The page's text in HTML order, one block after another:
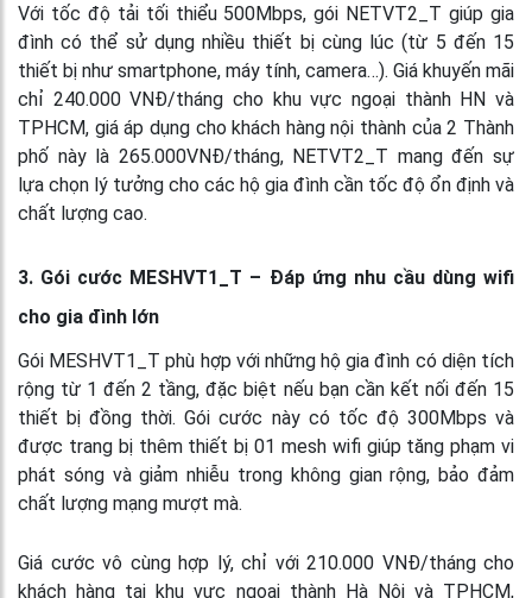
Với tốc độ tải tối thiểu 500Mbps, gói NETVT2_T giúp gia
đình có thể sử dụng nhiều thiết bị cùng lúc (từ 5 đến 15
thiết bị như smartphone, máy tính, camera…). Giá khuyến mãi
chỉ 240.000 VNĐ/tháng cho khu vực ngoại thành HN và
TPHCM, giá áp dụng cho khách hàng nội thành của 2 Thành
phố này là 265.000VNĐ/tháng, NETVT2_T mang đến sự
lựa chọn lý tưởng cho các hộ gia đình cần tốc độ ổn định và
chất lượng cao.
3. Gói cước MESHVT1_T – Đáp ứng nhu cầu dùng wifi
cho gia đình lớn
Gói MESHVT1_T phù hợp với những hộ gia đình có diện tích
rộng từ 1 đến 2 tầng, đặc biệt nếu bạn cần kết nối đến 15
thiết bị đồng thời. Gói cước này có tốc độ 300Mbps và
được trang bị thêm thiết bị 01 mesh wifi giúp tăng phạm vi
phát sóng và giảm nhiễu trong không gian rộng, bảo đảm
chất lượng mạng mượt mà.
Giá cước vô cùng hợp lý, chỉ với 210.000 VNĐ/tháng cho
khách hàng tại khu vực ngoại thành Hà Nội và TPHCM,